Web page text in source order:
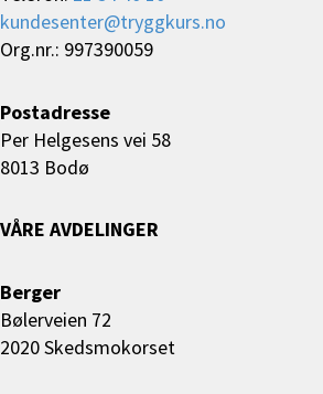
kundesenter@tryggkurs.no
Org.nr.: 997390059
Postadresse
Per Helgesens vei 58
8013 Bodø
VÅRE AVDELINGER
Berger
Bølerveien 72
2020 Skedsmokorset